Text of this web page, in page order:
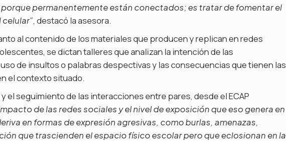
permanentemente están conectados; es tratar de fomentar el
, destacó la asesora.
al contenido de los materiales que producen y replican en redes
se dictan talleres que analizan la intención de las
de insultos o palabras despectivas y las consecuencias que tienen las
el contexto situado.
el seguimiento de las interacciones entre pares, desde el ECAP
de las redes sociales y el nivel de exposición que eso genera en
en formas de expresión agresivas, como burlas, amenazas,
que trascienden el espacio físico escolar pero que eclosionan en la